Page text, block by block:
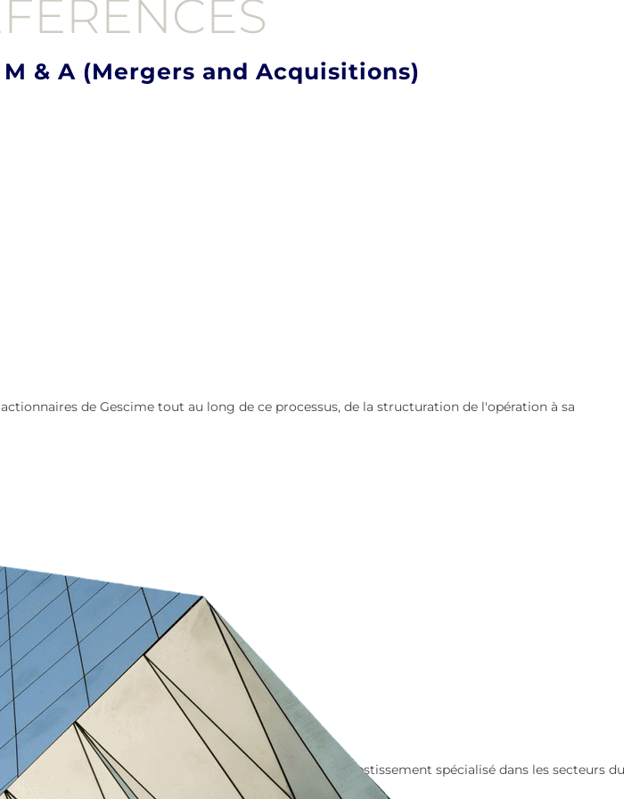
& A (Mergers and Acquisitions)
de Gescime tout au long de ce processus, de la structuration de l'opération à sa
sommes fiers d’avoir conseillé Verto, fonds d’investissement spécialisé dans les secteurs du